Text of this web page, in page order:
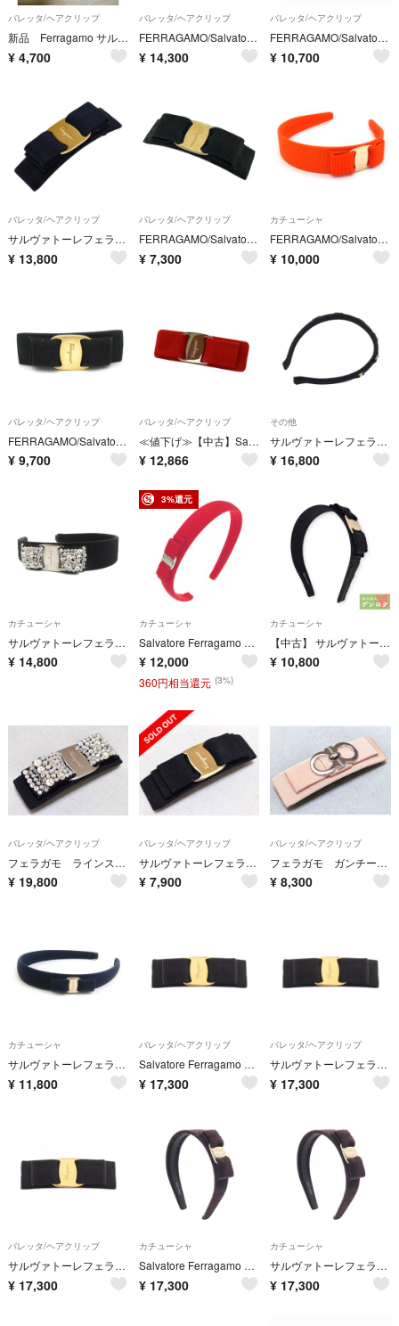
バレッタ/ヘアクリップ
新品 Ferragamo サルヴァトーレフェラガモ ヴァラリボンバレッタ
¥ 4,700
バレッタ/ヘアクリップ
FERRAGAMO/SalvatoreFerragamo(サルバトーレフェラガモ) バレッタ - レザー 黒 ヴァラ
¥ 14,300
バレッタ/ヘアクリップ
FERRAGAMO/SalvatoreFerragamo(サルバトーレフェラガモ) バレッタ美品 - ダークネイビー×ゴールド ヴァラ
¥ 10,700
バレッタ/ヘアクリップ
サルヴァトーレフェラガモ ヴァラリボン バレッタ ヘアクリップ ヘアアクセサリー ナイロン レディース Salvatore Ferragamo 【1-0284317】
¥ 13,800
バレッタ/ヘアクリップ
FERRAGAMO/SalvatoreFerragamo(サルバトーレフェラガモ) バレッタ美品 - 黒×ゴールド ヴァラ/リボン
¥ 7,300
カチューシャ
FERRAGAMO/SalvatoreFerragamo(サルバトーレフェラガモ) カチューシャ美品 - オレンジ×ゴールド ヴァラ
¥ 10,000
バレッタ/ヘアクリップ
FERRAGAMO/SalvatoreFerragamo(サルバトーレフェラガモ) バレッタ - 黒×ゴールド ヴァラ
¥ 9,700
バレッタ/ヘアクリップ
≪値下げ≫【中古】Salvatore Ferragamo サルヴァトーレフェラガモ バレッタ ヘア アクセサリー 髪留め リボン ベルト レディース 赤 レッド ロゴ A2300096【無料ギフトラッピング承ります】
¥ 12,866
その他
サルヴァトーレフェラガモ ヴァラ カチューシャ ヘアアクセサリー キャンバス レディース Salvatore Ferragamo 【1-0281863】
¥ 16,800
カチューシャ
サルヴァトーレフェラガモ Salvatore Ferragamo カチューシャ ヴァラリボン キャンバス/メタル ブラック/シルバー レディース 送料無料【中古】 e62110c
¥ 14,800
3%還元
カチューシャ
Salvatore Ferragamo サルヴァトーレフェラガモ カチューシャ ヴァラリボン レッド レディース / 240001215509
¥ 12,000
360円相当還元 (3%)
カチューシャ
【中古】 サルヴァトーレフェラガモ ヴァラ リボン カチューシャ Salvatore Ferragamo【質屋】
¥ 10,800
バレッタ/ヘアクリップ
フェラガモ ラインストーン グログランリボン ヴァラリボンバレッタ
¥ 19,800
バレッタ/ヘアクリップ
サルヴァトーレフェラガモ ヴァラリボン ブラック系バレッタ
¥ 7,900
バレッタ/ヘアクリップ
フェラガモ ガンチーニ ピンクベージュ ヴァラリボンバレッタ
¥ 8,300
カチューシャ
サルヴァトーレフェラガモ Salvatore Ferragamo カチューシャ ヴァラリボン キャンバス ネイビー レディース 送料無料【中古】 56744k
¥ 11,800
バレッタ/ヘアクリップ
Salvatore Ferragamo サルヴァトーレフェラガモ バレッタ ヴァラリボン
¥ 17,300
バレッタ/ヘアクリップ
サルヴァトーレフェラガモ Salvatore Ferragamo ヴァラリボン バレッタ アクセサリー GP（ゴールドメッキ） ファブリック レディース ブラック系 【中古】
¥ 17,300
バレッタ/ヘアクリップ
サルヴァトーレフェラガモ Salvatore Ferragamo ヴァラリボン バレッタ アクセサリー GP（ゴールドメッキ） ファブリック レディース ブラック系 【中古】
¥ 17,300
カチューシャ
Salvatore Ferragamo サルヴァトーレフェラガモ カチューシャ ヴァラリボン
¥ 17,300
カチューシャ
サルヴァトーレフェラガモ Salvatore Ferragamo ヴァラリボン カチューシャ 衣料品 ファブリック レディース ブラック系 / ゴールド系 【中古】
¥ 17,300